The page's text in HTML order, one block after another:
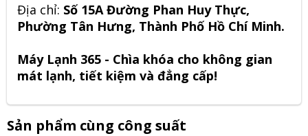
Địa chỉ: Số 15A Đường Phan Huy Thực,
Phường Tân Hưng, Thành Phố Hồ Chí Minh.
Máy Lạnh 365 - Chìa khóa cho không gian
mát lạnh, tiết kiệm và đẳng cấp!
Sản phẩm cùng công suất